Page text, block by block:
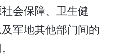
会保障、卫生健
军地其他部门间的